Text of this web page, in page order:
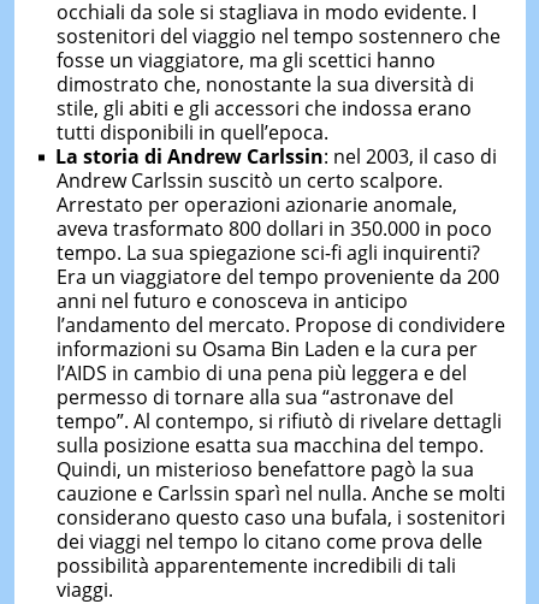
occhiali da sole si stagliava in modo evidente. I
sostenitori del viaggio nel tempo sostennero che
fosse un viaggiatore, ma gli scettici hanno
dimostrato che, nonostante la sua diversità di
stile, gli abiti e gli accessori che indossa erano
tutti disponibili in quell’epoca.
La storia di Andrew Carlssin: nel 2003, il caso di
Andrew Carlssin suscitò un certo scalpore.
Arrestato per operazioni azionarie anomale,
aveva trasformato 800 dollari in 350.000 in poco
tempo. La sua spiegazione sci-fi agli inquirenti?
Era un viaggiatore del tempo proveniente da 200
anni nel futuro e conosceva in anticipo
l’andamento del mercato. Propose di condividere
informazioni su Osama Bin Laden e la cura per
l’AIDS in cambio di una pena più leggera e del
permesso di tornare alla sua “astronave del
tempo”. Al contempo, si rifiutò di rivelare dettagli
sulla posizione esatta sua macchina del tempo.
Quindi, un misterioso benefattore pagò la sua
cauzione e Carlssin sparì nel nulla. Anche se molti
considerano questo caso una bufala, i sostenitori
dei viaggi nel tempo lo citano come prova delle
possibilità apparentemente incredibili di tali
viaggi.